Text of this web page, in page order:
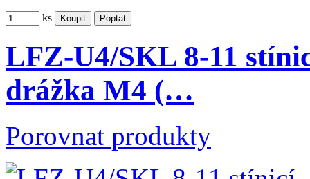
ks
LFZ-U4/SKL 8-11
drážka M4 (…
Porovnat produkty